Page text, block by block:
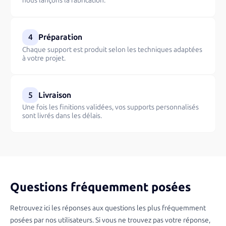
4 Préparation
Chaque support est produit selon les techniques adaptées
à votre projet.
5 Livraison
Une fois les finitions validées, vos supports personnalisés
sont livrés dans les délais.
Questions fréquemment posées
Retrouvez ici les réponses aux questions les plus fréquemment
posées par nos utilisateurs. Si vous ne trouvez pas votre réponse,